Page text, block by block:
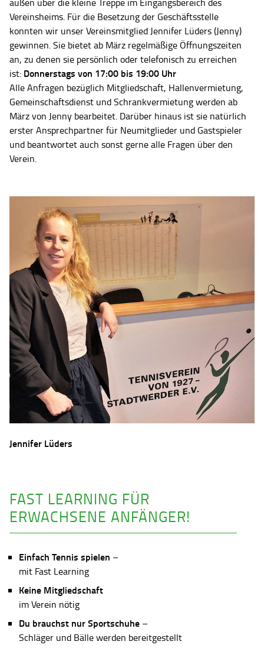
außen über die kleine Treppe im Eingangsbereich des
Vereinsheims. Für die Besetzung der Geschäftsstelle
konnten wir unser Vereinsmitglied Jennifer Lüders (Jenny)
gewinnen. Sie bietet ab März regelmäßige Öffnungszeiten
an, zu denen sie persönlich oder telefonisch zu erreichen
ist: Donnerstags von 17:00 bis 19:00 Uhr
Alle Anfragen bezüglich Mitgliedschaft, Hallenvermietung,
Gemeinschaftsdienst und Schrankvermietung werden ab
März von Jenny bearbeitet. Darüber hinaus ist sie natürlich
erster Ansprechpartner für Neumitglieder und Gastspieler
und beantwortet auch sonst gerne alle Fragen über den
Verein.
Jennifer Lüders
FAST LEARNING FÜR
ERWACHSENE ANFÄNGER!
Einfach Tennis spielen –
mit Fast Learning
Keine Mitgliedschaft
im Verein nötig
Du brauchst nur Sportschuhe –
Schläger und Bälle werden bereitgestellt